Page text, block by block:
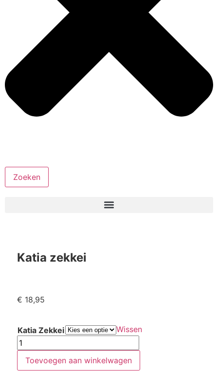
Zoeken
Katia zekkei
€ 18,95
Katia Zekkei Wissen
Toevoegen aan winkelwagen